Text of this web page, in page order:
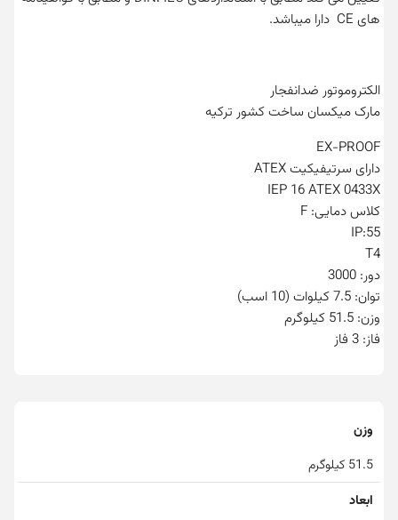
های CE دارا میباشد.
الکتروموتور ضدانفجار
مارک میکسان ساخت کشور ترکیه
EX-PROOF
دارای سرتیفیکیت ATEX
IEP 16 ATEX 0433X
کلاس دمایی: F
IP:55
T4
دور: 3000
توان: 7.5 کیلوات (10 اسب)
وزن: 51.5 کیلوگرم
فاز: 3 فاز
وزن
51.5 کیلوگرم
ابعاد